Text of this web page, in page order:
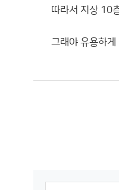
따라서 지상 10
그래야 유용하